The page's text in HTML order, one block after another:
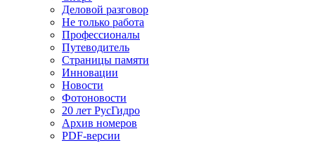
Деловой разговор
Не только работа
Профессионалы
Путеводитель
Страницы памяти
Инновации
Новости
Фотоновости
20 лет РусГидро
Архив номеров
PDF-версии